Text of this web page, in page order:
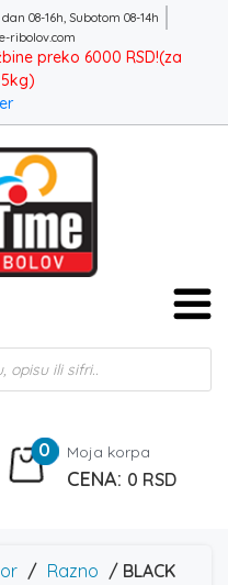
08-16h, Subotom 08-14h
ribolov.com
preko 6000 RSD!(za
0 Moja korpa
0 RSD
/ Razno / BLACK